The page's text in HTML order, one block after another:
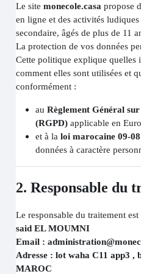
Le sitemonecole.casa propose
en ligne et des activités
secondaire, âgés de plus de 11
La protection de vos données
Cette politique explique quelles
comment elles sont utilisées et
conformément :
auRèglement Général
(RGPD) applicable en
et à laloi marocaine 09-08
données à caractère
2. Responsable du
Le responsable du traitement est
said EL MOUMNI
Email :
Adresse : lot waha C11 app3 ,
MAROC